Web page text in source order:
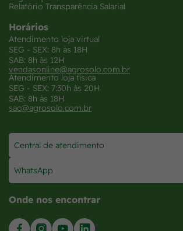
Relatório Transparência Salarial
Horários
Atendimento loja virtual
SEG - SEX: 8h às 18H
SAB: 8h às 12H
vendasonline@agrosolo.com.br
Atendimento loja física
SEG - SEX: 7:30h às 20H
SAB: 8h às 18H
sac@agrosolo.com.br
Central de atendimento
WhatsApp
Onde nos encontrar